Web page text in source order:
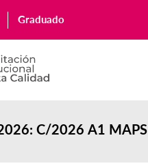
Graduado
C/2026 A1 MAPS